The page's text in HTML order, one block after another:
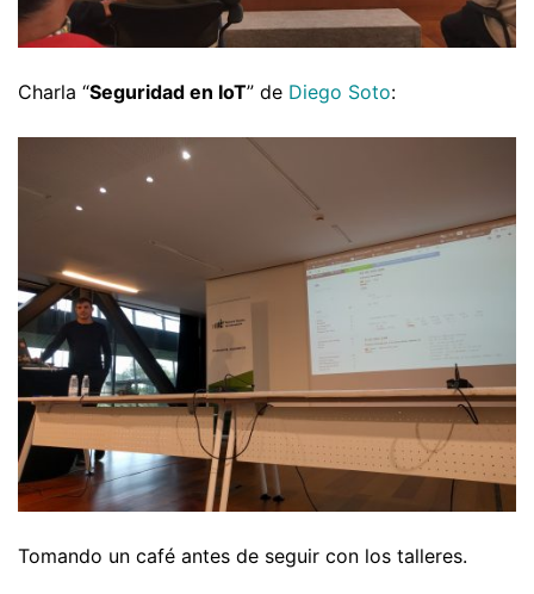
Charla “Seguridad en IoT” de Diego Soto:
Tomando un café antes de seguir con los talleres.